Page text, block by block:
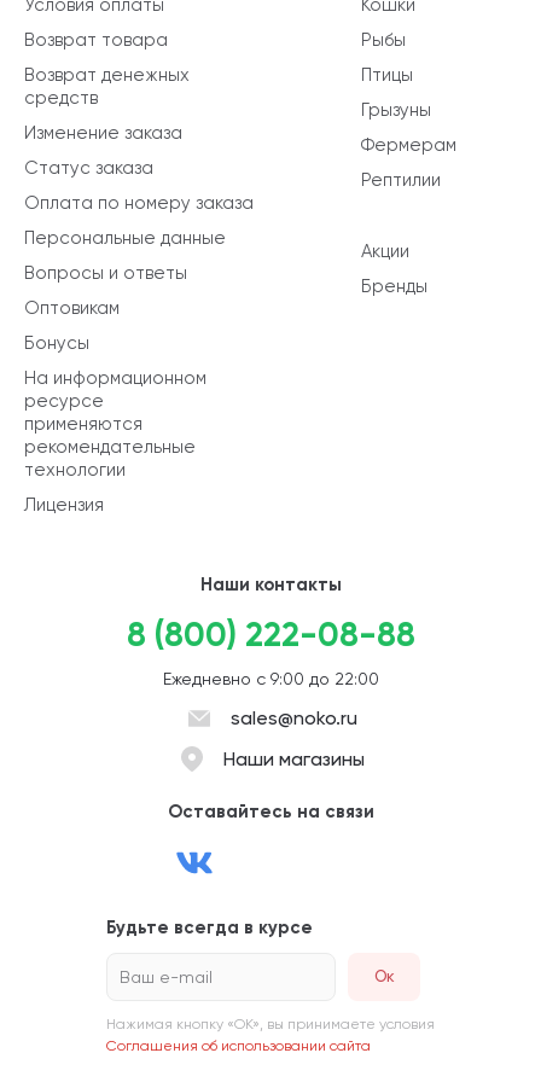
Кошки
Рыбы
Птицы
Грызуны
Фермерам
Рептилии
Акции
Бренды
Условия оплаты
Возврат товара
Возврат денежных
средств
Изменение заказа
Статус заказа
Оплата по номеру заказа
Персональные данные
Вопросы и ответы
Оптовикам
Бонусы
На информационном
ресурсе
применяются
рекомендательные
технологии
Лицензия
Наши контакты
8 (800) 222-08-88
Ежедневно с 9:00 до 22:00
sales@noko.ru
Наши магазины
Оставайтесь на связи
Будьте всегда в курсе
Ваш e-mail
Нажимая кнопку «ОК», вы принимаете условия
Соглашения об использовании сайта